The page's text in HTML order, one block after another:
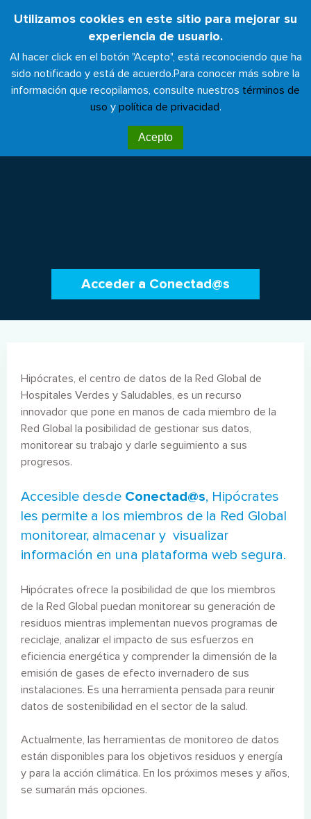
Utilizamos cookies en este sitio para mejorar su
experiencia de usuario.
Al hacer click en el botón "Acepto", está reconociendo que ha
sido notificado y está de acuerdo.Para conocer más sobre la
información que recopilamos, consulte nuestros términos de
uso y política de privacidad.
Acepto
principal
Toggle
Hipócrates, el centro de
datos de la Red Global
Acceder a Conectad@s
Hipócrates, el centro de datos de la Red Global de
Hospitales Verdes y Saludables, es un recurso
innovador que pone en manos de cada miembro de la
Red Global la posibilidad de gestionar sus datos,
monitorear su trabajo y darle seguimiento a sus
progresos.
Accesible desde Conectad@s, Hipócrates
les permite a los miembros de la Red Global
monitorear, almacenar y visualizar
información en una plataforma web segura.
Hipócrates ofrece la posibilidad de que los miembros
de la Red Global puedan monitorear su generación de
residuos mientras implementan nuevos programas de
reciclaje, analizar el impacto de sus esfuerzos en
eficiencia energética y comprender la dimensión de la
emisión de gases de efecto invernadero de sus
instalaciones. Es una herramienta pensada para reunir
datos de sostenibilidad en el sector de la salud.
Actualmente, las herramientas de monitoreo de datos
están disponibles para los objetivos residuos y energía
y para la acción climática. En los próximos meses y años,
​​se sumarán más opciones.